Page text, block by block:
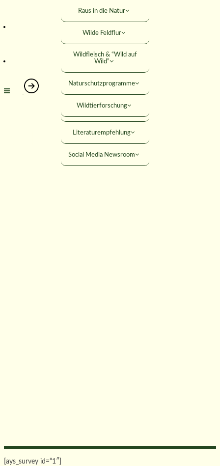
Junge Jäger
Jäger werden
Rechtshilfe
Umweltbildung
Literaturempfehlung
Social Media Newsroom
Raus in die Natur
Wilde Feldflur
Wildfleisch & “Wild auf
Wild”
Naturschutzprogramme
Wildtierforschung
MITGLIED WERDEN
ANMELDEN
Survey
[ays_survey id=“1″]